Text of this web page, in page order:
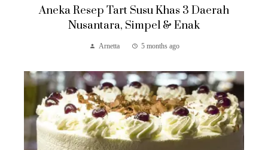
Aneka Resep Tart Susu Khas 3 Daerah
Nusantara, Simpel & Enak
Arnetta 5 months ago